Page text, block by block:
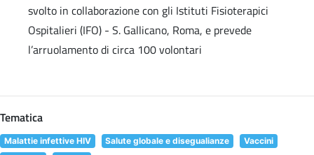
svolto in collaborazione con gli Istituti Fisioterapici
Ospitalieri (IFO) - S. Gallicano, Roma, e prevede
l’arruolamento di circa 100 volontari
Tematica
Malattie infettive HIV Salute globale e disegualianze
Vaccini